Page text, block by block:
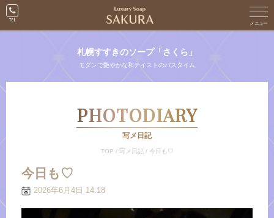
札幌すすきのソープ「さくら」
モダンで艶やかな和テイストのバスタイム
PHOTODIARY
写メ日記
TOP / 写メ日記 / 今日も♡
今日も♡
2026年6月4日 14:18